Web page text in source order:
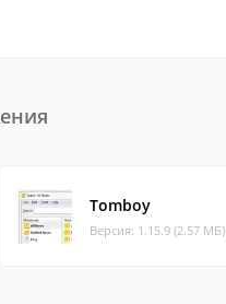
Tomboy
Версия: 1.15.9 (2.57 МБ)